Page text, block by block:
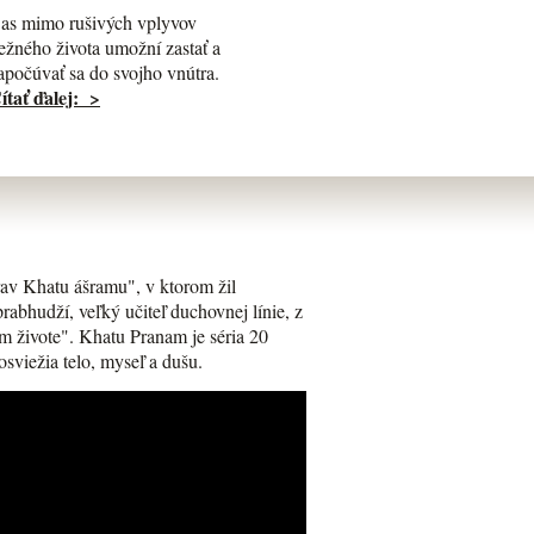
mimo rušivých vplyvov
života umožní zastať a
sa do svojho vnútra.
ďalej: >
Khatu ášramu", v ktorom žil
veľký učiteľ duchovnej línie, z
živote". Khatu Pranam je séria 20
telo, myseľ a dušu.